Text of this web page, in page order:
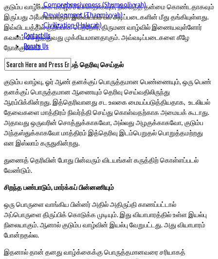
Comprehensiveness (Shumooliyyah)
Development (Thanmiyyah)
Civilization (Halarah)
Contact Us
Donate Us
குடும்ப வாழ்க்கை மகிழ்ச்சியானதாகவும், நிலைத்த தன்மை கொண்டதாகவும்
இருப்பது அவசியமாகும். இவ்விடயம் பல அடிப்படைகளின் மீது தங்கியுள்ளது.
இவ்விடயத்தில் குறிப்பாக பெற்றோர், திருமண வாழ்வில் இணையவுள்ளோர்
கவனம் செலுத்துவது முக்கியமானதாகும். அவ்வடிப்படைகளை கீழே
நோக்குவோம்.
சிறந்ததுணையைத்தெரிவுசெய்தல்
குடும்ப வாழ்வு, ஓர் ஆண் தனக்குப் பொருத்தமான பெண்ணையும், ஒரு பெண்
தனக்குப் பொருத்தமான ஆணையும் தெரிவு செய்வதிலிருந்து
ஆரம்பிக்கின்றது. இத்தெரிவானது சட உலகை மையப்படுத்தியதாக, உடலியல்
தேவைகளை மாத்திரம் நிவர்த்தி செய்து கொள்வதற்காக அமையக் கூடாது.
அதாவது ஒருவரின் சொத்துக்காகவோ, அல்லது அழகுக்காகவோ, குடும்ப
அந்தஸ்துக்காகவோ மாத்திரம் இத்தெரிவு இடம்பெறுதல் பொறுத்தமற்றது
என இஸ்லாம் கருதுகின்றது.
துணைத் தெரிவின் போது பின்வரும் விடயங்கள் கருத்திற் கொள்ளப்படல்
வேண்டும்.
சிறந்தபண்பாடும்,மார்க்கப்பின்னணியும்
ஒரு பொருளை வாங்கிய பின்னர் அதில் அதிருப்தி காணப்பட்டால்
அப்பொருளை திருப்பிக் கொடுக்க முடியும். இது வியாபாரத்தில் உள்ள இயல்பு
நிலையாகும். ஆனால் குடும்ப வாழ்வின் இயல்பு வேறுபட்டது. அது வியாபாரம்
போன்றதல்ல.
இதனால் தான் தனது வாழ்க்கைக்கு பொருத்தமானவரை சரியாகத்